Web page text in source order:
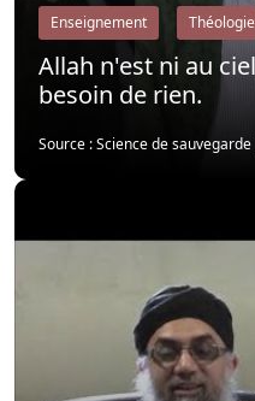
Enseignement Théologie
Allah n'est ni au
besoin de rien.
Source : Science de sauvegarde